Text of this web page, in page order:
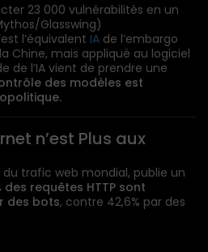
23 000 vulnérabilités en un
Glasswing)
l’équivalent IA de l’embargo
Chine, mais appliqué au logiciel
de l’IA vient de prendre une
des modèles est
n’est Plus aux
du trafic web mondial, publie un
des requêtes HTTP sont
des bots, contre 42,6% par des